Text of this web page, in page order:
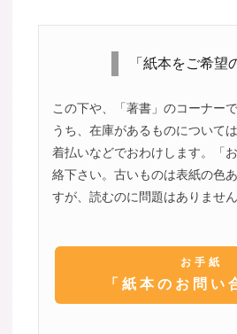
「紙本をご希望
この下や、「著書」のコーナー
うち、在庫があるものについて
着払いなどでおわけします。「
絡下さい。古いものは表紙の色
すが、読むのに問題はありません
お手紙
「紙本のお問い